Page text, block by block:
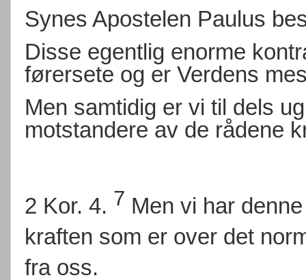
Synes Apostelen Paulus
Disse egentlig enorme
førersete og er Verdens
Men samtidig er vi til dels
motstandere av de rådene
2 Kor. 4. 7 Men vi har
kraften som er over det
fra oss.